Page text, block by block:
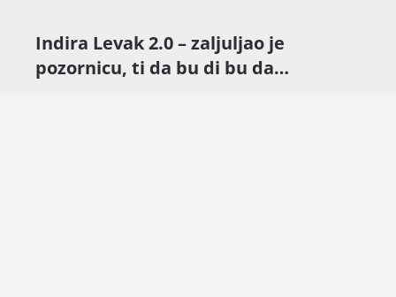
Indira Levak 2.0 – zaljuljao je
pozornicu, ti da bu di bu da…